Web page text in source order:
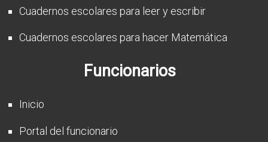
Cuadernos escolares para leer y escribir
Cuadernos escolares para hacer Matemática
Funcionarios
Inicio
Portal del funcionario